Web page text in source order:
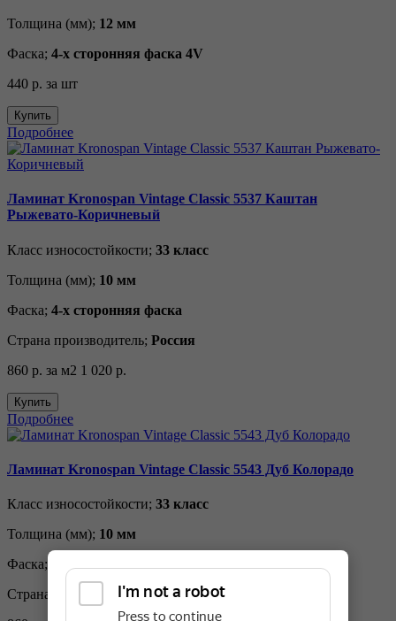
Толщина (мм); 12 мм
Фаска; 4-х сторонняя фаска 4V
440 р. за шт
Купить
Подробнее
Ламинат Kronospan Vintage Classic 5537 Каштан
Рыжевато-Коричневый
Класс износостойкости; 33 класс
Толщина (мм); 10 мм
Фаска; 4-х сторонняя фаска
Страна производитель; Россия
860 р. за м2 1 020 р.
Купить
Подробнее
Ламинат Kronospan Vintage Classic 5543 Дуб Колорадо
Класс износостойкости; 33 класс
Толщина (мм); 10 мм
Фаска;
Страна производитель;Россия